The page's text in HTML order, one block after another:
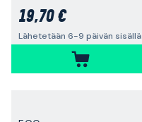
19,70 €
Lähetetään 6-9 päivän sisällä